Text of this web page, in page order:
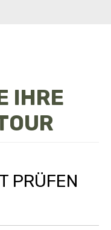
IHRE
PRÜFEN